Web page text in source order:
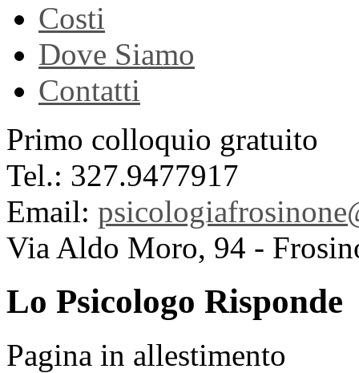
Costi
Dove Siamo
Contatti
Primo colloquio gratuito
Tel.: 327.9477917
Email:
Via Aldo Moro, 94 -
Lo Psicologo Risponde
Pagina in allestimento